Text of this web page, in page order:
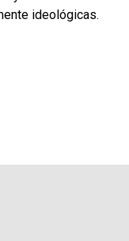
ideológicas.